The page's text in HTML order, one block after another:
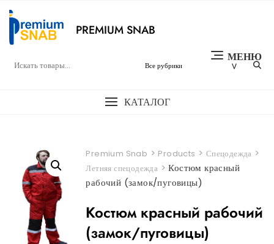
содержимому
МЕНЮ
PREMIUM SNAB
КАТАЛОГ
Premium Snab > Products > Спецодежда >
Летняя спецодежда >Костюм красный
рабочий (замок/пуговицы)
Костюм красный рабочий
(замок/пуговицы)